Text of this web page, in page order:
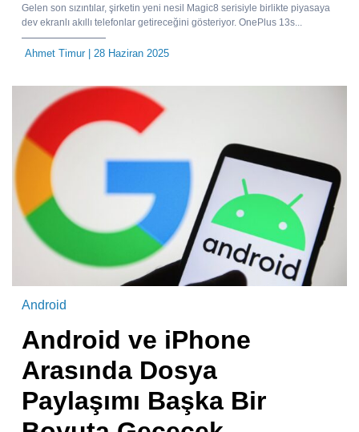
Gelen son sızıntılar, şirketin yeni nesil Magic8 serisiyle birlikte piyasaya
dev ekranlı akıllı telefonlar getireceğini gösteriyor. OnePlus 13s...
Ahmet Timur| 28 Haziran 2025
Android
Android ve iPhone
Arasında Dosya
Paylaşımı Başka Bir